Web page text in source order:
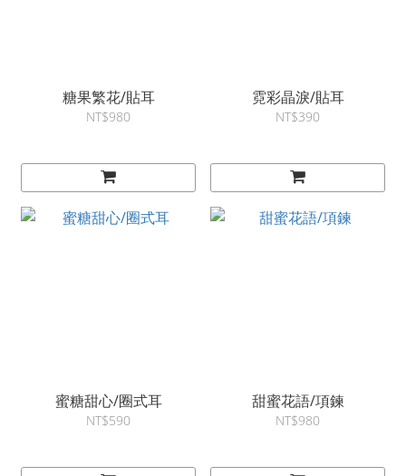
糖果繁花/貼耳
NT$980
霓彩晶淚/貼耳
NT$390
蜜糖甜心/圈式耳
NT$590
甜蜜花語/項鍊
NT$980